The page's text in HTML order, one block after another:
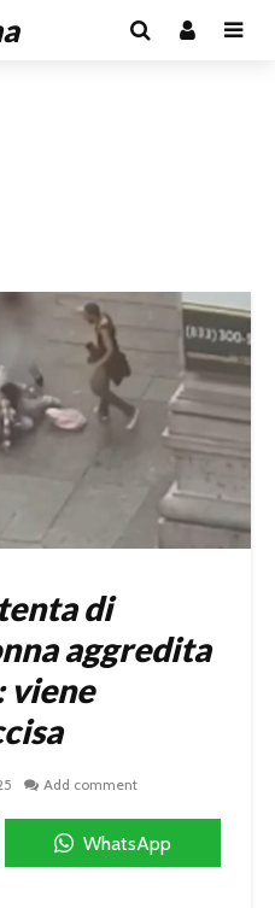
di
aggredita
viene
Add comment
WhatsApp